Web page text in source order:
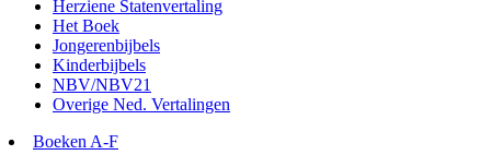
Herziene Statenvertaling
Het Boek
Jongerenbijbels
Kinderbijbels
NBV/NBV21
Overige Ned. Vertalingen
Boeken A-F